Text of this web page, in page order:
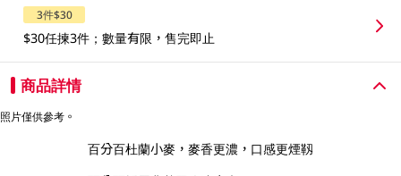
3件$30
$30任揀3件；數量有限，售完即止
商品詳情
照片僅供參考。
百分百杜蘭小麥，麥香更濃，口感更煙靱